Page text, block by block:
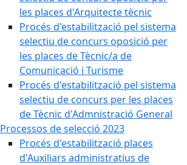
les places d'Arquitecte tècnic
Procés d'estabilització pel sistema
selectiu de concurs oposició per
les places de Tècnic/a de
Comunicació i Turisme
Procés d'estabilització pel sistema
selectiu de concurs per les places
de Tècnic d'Admnistració General
Processos de selecció 2023
Procés d'estabilització places
d'Auxiliars administratius de